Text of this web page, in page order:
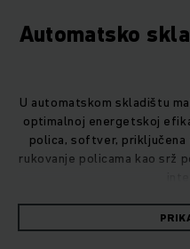
Automatsko
U automatskom skladištu
optimalnoj energetskoj
polica, softver,
rukovanje policama kao srž